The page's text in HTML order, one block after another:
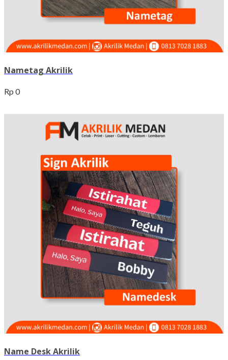
Nametag Akrilik
Rp 0
Name Desk Akrilik